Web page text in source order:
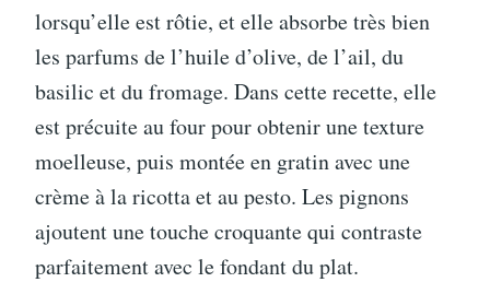
lorsqu’elle est rôtie, et elle absorbe très bien
les parfums de l’huile d’olive, de l’ail, du
basilic et du fromage. Dans cette recette, elle
est précuite au four pour obtenir une texture
moelleuse, puis montée en gratin avec une
crème à la ricotta et au pesto. Les pignons
ajoutent une touche croquante qui contraste
parfaitement avec le fondant du plat.